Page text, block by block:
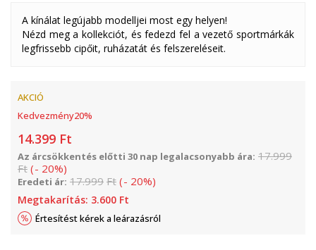
A kínálat legújabb modelljei most egy helyen!
Nézd meg a kollekciót, és fedezd fel a vezető sportmárkák
legfrissebb cipőit, ruházatát és felszereléseit.
AKCIÓ
Kedvezmény20%
14.399 Ft
Az árcsökkentés előtti 30 nap legalacsonyabb ára: 17.999
Ft (- 20%)
Eredeti ár: 17.999 Ft (- 20%)
Megtakarítás: 3.600 Ft
Értesítést kérek a leárazásról